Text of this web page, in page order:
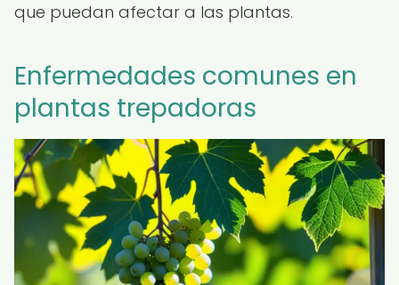
que puedan afectar a las plantas.
Enfermedades comunes en
plantas trepadoras